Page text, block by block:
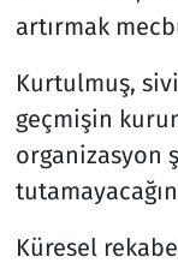
artırmak
Kurtulmuş,
geçmişin
organizasyon
Küresel